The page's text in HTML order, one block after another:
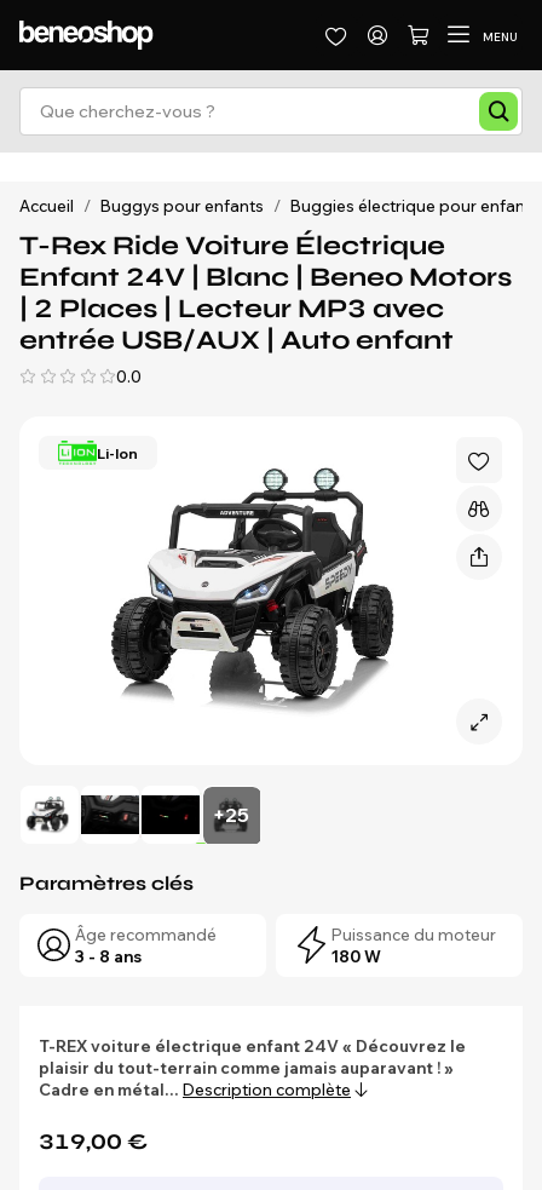
MENU
Accueil / Buggys pour enfants / Buggies électrique pour enfants
T-Rex Ride Voiture Électrique
Enfant 24V | Blanc | Beneo Motors
| 2 Places | Lecteur MP3 avec
entrée USB/AUX | Auto enfant
0.0
Li-Ion
+25
Paramètres clés
Âge recommandé
3 - 8 ans
Puissance du moteur
180 W
T-REX voiture électrique enfant 24V« Découvrez le
plaisir du tout-terrain comme jamais auparavant ! »
Cadre en métal… Description complète
319,00 €